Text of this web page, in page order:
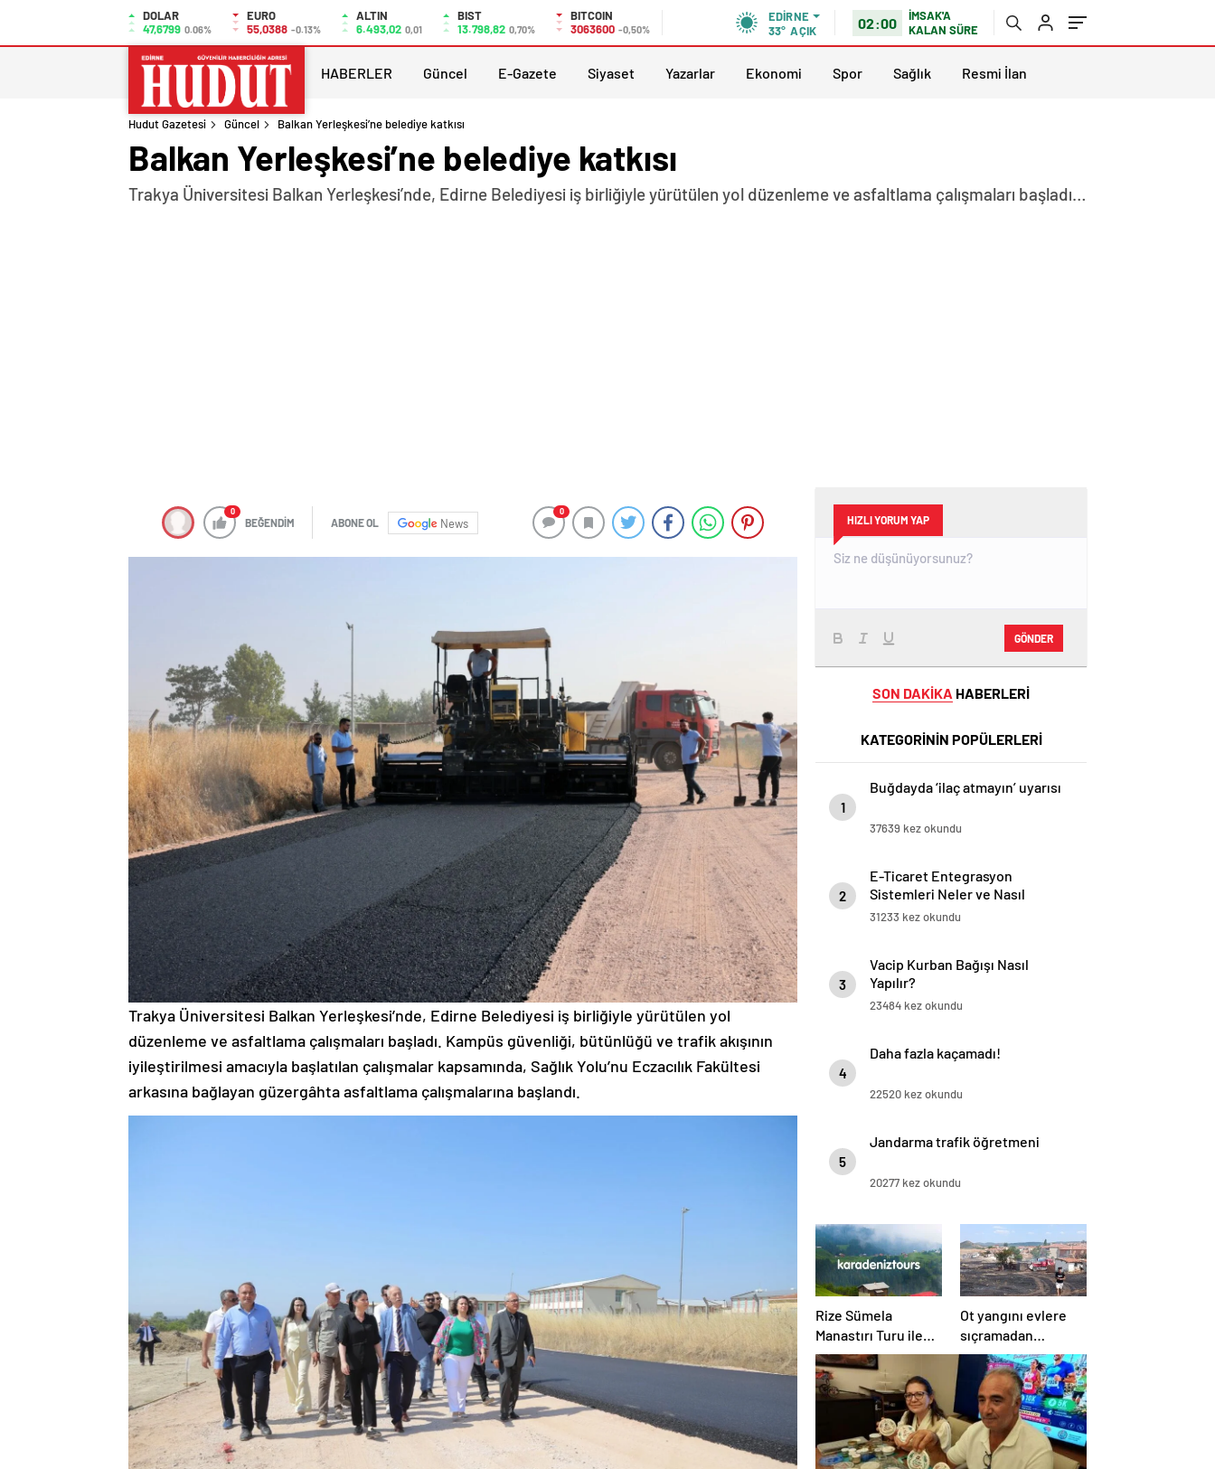
DOLAR
47,6799 0.06%
EURO
55,0388 -0.13%
ALTIN
6.493,02 0,01
BIST
13.798,82 0,70%
BITCOIN
3063600 -0,50%
EDIRNE
33° AÇIK 02:00
İMSAK'A
KALAN SÜRE
HABERLER Güncel E-Gazete Siyaset Yazarlar Ekonomi Spor Sağlık Resmi İlan
Hudut Gazetesi Güncel Balkan Yerleşkesi’ne belediye katkısı
Balkan Yerleşkesi’ne belediye katkısı
Trakya Üniversitesi Balkan Yerleşkesi’nde, Edirne Belediyesi iş birliğiyle yürütülen yol düzenleme ve asfaltlama çalışmaları başladı…
0
BEĞENDİM ABONE OL News
0
Trakya Üniversitesi Balkan Yerleşkesi’nde, Edirne Belediyesi iş birliğiyle yürütülen yol
düzenleme ve asfaltlama çalışmaları başladı. Kampüs güvenliği, bütünlüğü ve trafik akışının
iyileştirilmesi amacıyla başlatılan çalışmalar kapsamında, Sağlık Yolu’nu Eczacılık Fakültesi
arkasına bağlayan güzergâhta asfaltlama çalışmalarına başlandı.
HIZLI YORUM YAP
GÖNDER
SON DAKİKA HABERLERİ
KATEGORİNİN POPÜLERLERİ
1
Buğdayda ‘ilaç atmayın’ uyarısı
37639 kez okundu
2
E-Ticaret Entegrasyon
Sistemleri Neler ve Nasıl
Yapılır?
31233 kez okundu
3
Vacip Kurban Bağışı Nasıl
Yapılır?
23484 kez okundu
4
Daha fazla kaçamadı!
22520 kez okundu
5
Jandarma trafik öğretmeni
20277 kez okundu
Rize Sümela
Manastırı Turu ile
Tarih ve Doğayı Bir
Arada Keşfedin
Ot yangını evlere
sıçramadan
söndürüldü!